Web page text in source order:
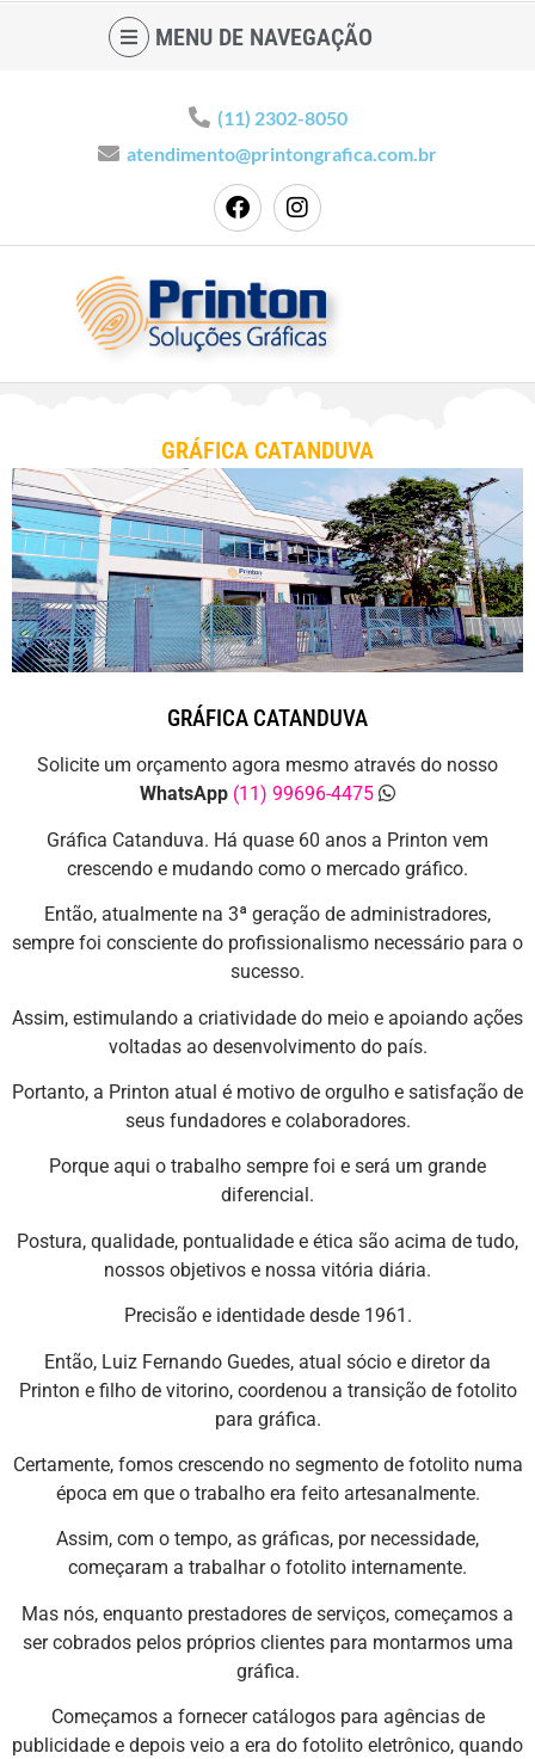
MENU DE NAVEGAÇÃO
(11) 2302-8050
atendimento@printongrafica.com.br
GRÁFICA CATANDUVA
GRÁFICA CATANDUVA
Solicite um orçamento agora mesmo através do nosso
WhatsApp (11) 99696-4475
Gráfica Catanduva. Há quase 60 anos a Printon vem
crescendo e mudando como o mercado gráfico.
Então, atualmente na 3ª geração de administradores,
sempre foi consciente do profissionalismo necessário para o
sucesso.
Assim, estimulando a criatividade do meio e apoiando ações
voltadas ao desenvolvimento do país.
Portanto, a Printon atual é motivo de orgulho e satisfação de
seus fundadores e colaboradores.
Porque aqui o trabalho sempre foi e será um grande
diferencial.
Postura, qualidade, pontualidade e ética são acima de tudo,
nossos objetivos e nossa vitória diária.
Precisão e identidade desde 1961.
Então, Luiz Fernando Guedes, atual sócio e diretor da
Printon e filho de vitorino, coordenou a transição de fotolito
para gráfica.
Certamente, fomos crescendo no segmento de fotolito numa
época em que o trabalho era feito artesanalmente.
Assim, com o tempo, as gráficas, por necessidade,
começaram a trabalhar o fotolito internamente.
Mas nós, enquanto prestadores de serviços, começamos a
ser cobrados pelos próprios clientes para montarmos uma
gráfica.
Começamos a fornecer catálogos para agências de
publicidade e depois veio a era do fotolito eletrônico, quando